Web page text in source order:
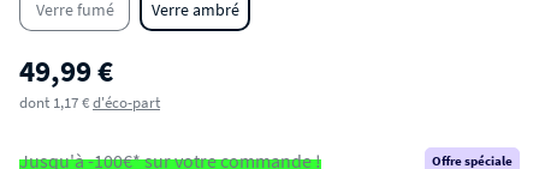
Verre fumé Verre ambré
49,99 €
dont 1,17 €d'éco-part
Jusqu'à -100€* sur votre commande ! Offre spéciale